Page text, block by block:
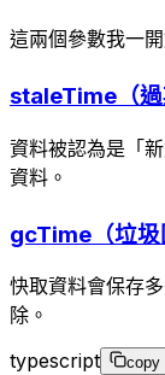
這兩個參數我一
staleTime（過
資料被認為是「
資料。
gcTime（垃圾
快取資料會保存
除。
typescript
copy